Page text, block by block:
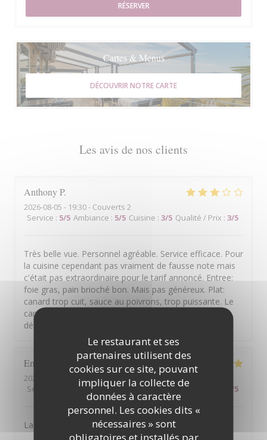
Le restaurant et ses
partenaires utilisent des
cookies sur ce site, pouvant
impliquer la collecte de
données à caractère
personnel. Les cookies dits «
nécessaires » sont
obligatoires et installés par
Les avis de nos clients
AnthonyP
2026-08-05 - 19:30 - Couverts 2
Service : 5/5 Ambiance : 5/5 Cuisine : 3/5 Qualité / Prix : 3/5
Très belle vue. Personnel agréable. Service efficace. Pour
la cuisine cependant pas vraiment de fausse note mais
c'était pas extraordinaire pour le tarif annoncé. Entree:
foie gras, pain brioché bon. Mais pas généreux. Plat:
canard trop cuit, sauce au poivrons, trop puissante. Le
canard se fait discret. Dessert: mousse de cassis, bon,
délicat. Qualité/prix à revoir...
Emmanuel
2026-08-07
- 19:30 - Couverts 2
Service
Ambiance:5/5 Cuisine: 5/5 Qualité / Prix /5
La bonne cuisine et l'ambiance décontractée
RÉSERVER
Cartes & Menus
DÉCOUVRIR NOTRE CARTE